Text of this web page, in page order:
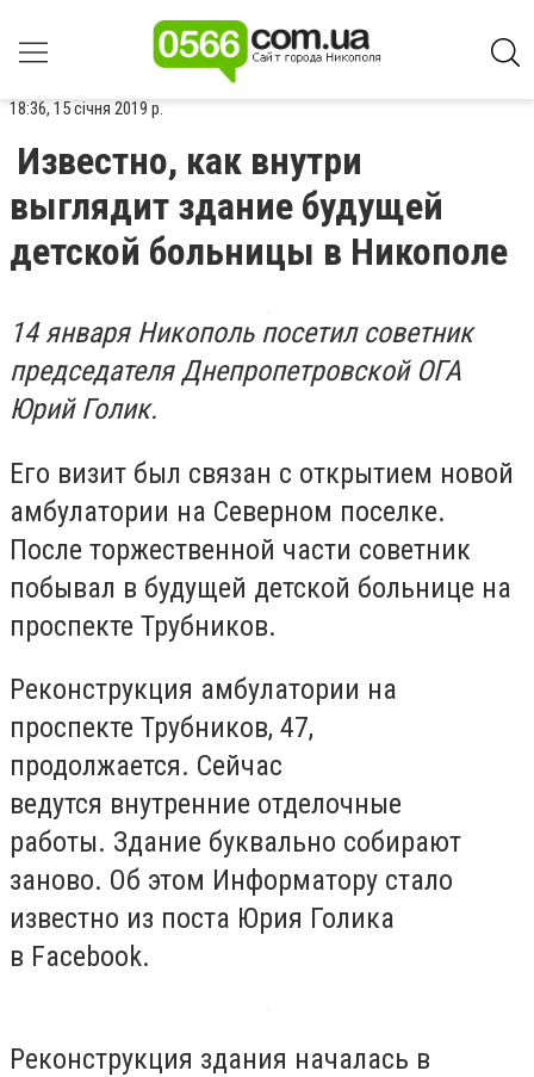
18:36, 15 січня 2019 р.
Известно, как внутри
выглядит здание будущей
детской больницы в Никополе
14 января Никополь посетил советник
председателя Днепропетровской ОГА
Юрий Голик.
Его визит был связан с открытием новой
амбулатории на Северном поселке.
После торжественной части советник
побывал в будущей детской больнице на
проспекте Трубников.
Реконструкция амбулатории на
проспекте Трубников, 47,
продолжается. Сейчас
ведутся внутренние отделочные
работы. Здание буквально собирают
заново. Об этом Информатору стало
известно из поста Юрия Голика
в Facebook.
Реконструкция здания началась в